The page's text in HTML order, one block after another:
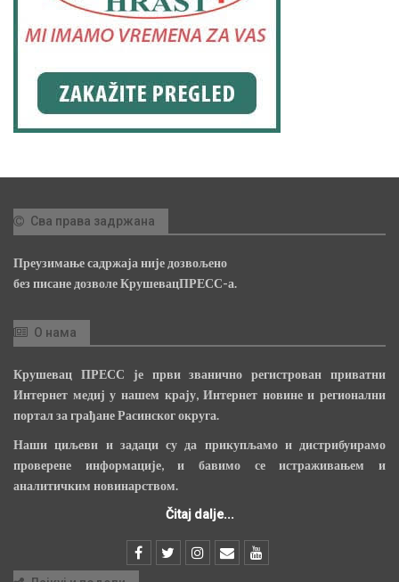
Сва права задржана
Преузимање садржаја није дозвољено
без писане дозволе КрушевацПРЕСС-а.
О нама
Крушевац ПРЕСС је први званично регистрован приватни
Интернет медиј у нашем крају, Интернет новине и регионални
портал за грађане Расинског округа.
Наши циљеви и задаци су да прикупљамо и дистрибуирамо
проверене информације, и бавимо се истраживањем и
аналитичким новинарством.
Čitaj dalje...